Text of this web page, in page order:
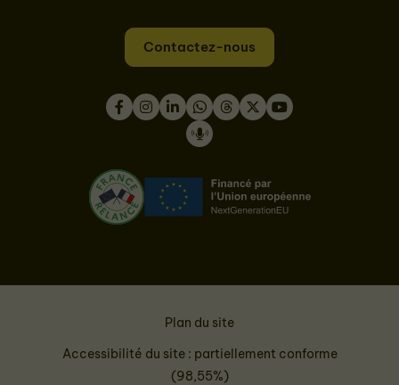
Contactez-nous
Instagram
LinkedInWhatsApp
Plan du site
Accessibilité du site : partiellement conforme
(98,55%)